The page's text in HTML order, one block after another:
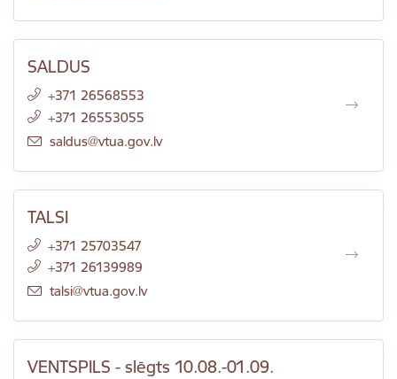
SALDUS
+371 26568553
+371 26553055
E-pasts:
saldus@vtua.gov.lv
TALSI
+371 25703547
+371 26139989
E-pasts:
talsi@vtua.gov.lv
VENTSPILS - slēgts 10.08.-01.09.